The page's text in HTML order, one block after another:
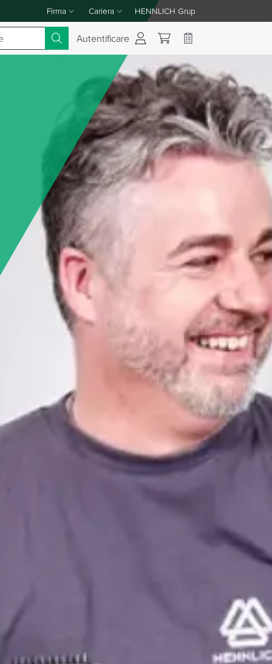
Firma
Comutare meniul derulant Firma
Cariera
Comutare meniul derulant Cariera
HENNLICH Grup
Autentificare